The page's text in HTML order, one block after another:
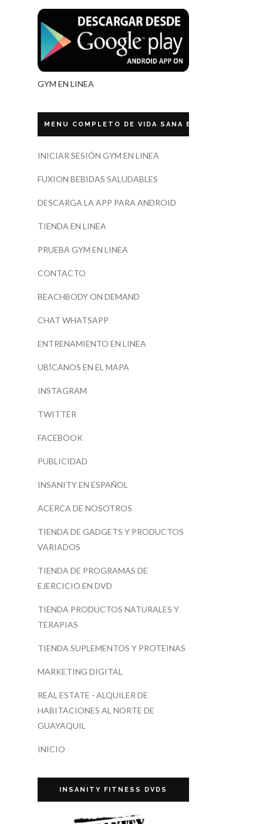
GYM EN LINEA
MENU COMPLETO DE VIDA SANA ECUADOR
INICIAR SESIÓN GYM EN LINEA
FUXION BEBIDAS SALUDABLES
DESCARGA LA APP PARA ANDROID
TIENDA EN LINEA
PRUEBA GYM EN LINEA
CONTACTO
BEACHBODY ON DEMAND
CHAT WHATSAPP
ENTRENAMIENTO EN LINEA
UBÍCANOS EN EL MAPA
INSTAGRAM
TWITTER
FACEBOOK
PUBLICIDAD
INSANITY EN ESPAÑOL
ACERCA DE NOSOTROS
TIENDA DE GADGETS Y PRODUCTOS
VARIADOS
TIENDA DE PROGRAMAS DE
EJERCICIO EN DVD
TIENDA PRODUCTOS NATURALES Y
TERAPIAS
TIENDA SUPLEMENTOS Y PROTEINAS
MARKETING DIGITAL
REAL ESTATE - ALQUILER DE
HABITACIONES AL NORTE DE
GUAYAQUIL
INICIO
INSANITY FITNESS DVDS